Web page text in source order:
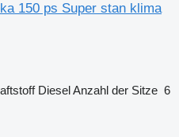
150 ps Super stan klima
DieselAnzahl der Sitze 6